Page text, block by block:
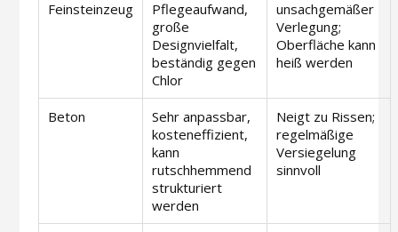
Feinsteinzeug
Pflegeaufwand,
große
Designvielfalt,
beständig gegen
Chlor
unsachgemäßer
Verlegung;
Oberfläche kann
heiß werden
Beton
Sehr anpassbar,
kosteneffizient,
kann
rutschhemmend
strukturiert
werden
Neigt zu Rissen;
regelmäßige
Versiegelung
sinnvoll